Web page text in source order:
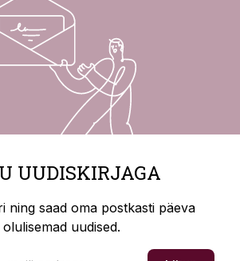
UUDISKIRJAGA
ning saad oma postkasti päeva
olulisemad uudised.